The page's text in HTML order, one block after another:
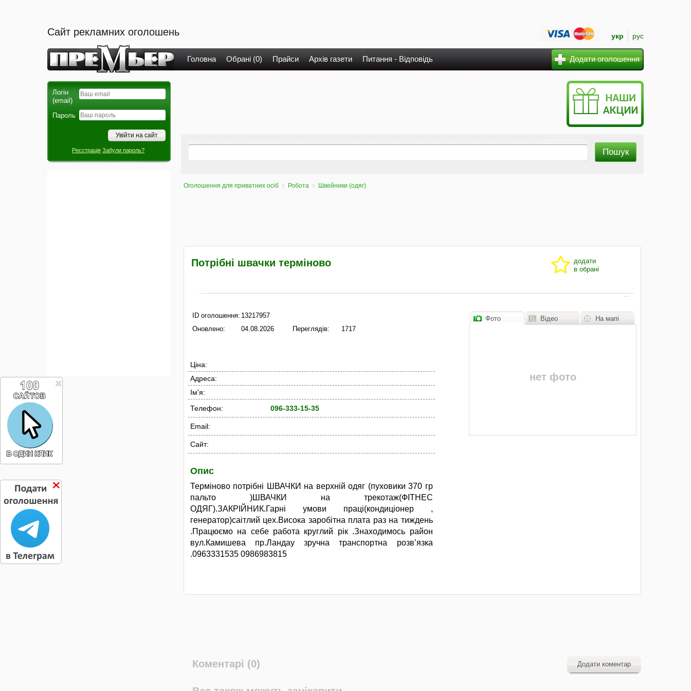
Сайт рекламних оголошень укр рус
Головна Обрані (0) Прайси Архів газети Питання - Відповідь Додати оголошення
Логін
(email)
Пароль
Реєстрація Забули пароль?
Оголошення для приватних осіб Робота Швейники (одяг)
Потрібні швачки терміново
додати
в обрані
ID оголошення: 13217957
Оновлено:
04.08.2026 Переглядів: 1717
Ціна:
Адреса:
Ім'я:
Телефон:
096-333-15-35
Email:
Сайт:
Опис
Терміново потрібні ШВАЧКИ на верхній одяг (пуховики 370 гр
пальто )ШВАЧКИ на трекотаж(ФІТНЕС
ОДЯГ).ЗАКРІЙНИК.Гарні умови праці(кондиціонер ,
генератор)саітлий цех.Висока заробітна плата раз на тиждень
.Працюємо на себе работа круглий рік .Знаходимось район
вул.Камишева пр.Ландау зручна транспортна розвʼязка
.0963331535 0986983815
Фото Відео На мапі
нет фото
Коментарі (0) Додати коментар